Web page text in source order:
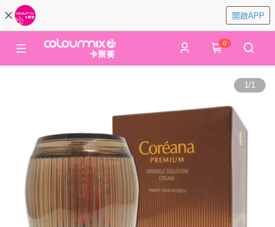
開啟APP
0
1/1